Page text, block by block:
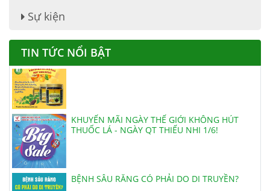
Sự kiện
TIN TỨC NỔI BẬTVIÊN HOÀN HẢ THỦ Ô ĐỎ MẬT ONG RỪNG
THUỐC LÁ - NGÀY QT THIẾU NHI 1/6!